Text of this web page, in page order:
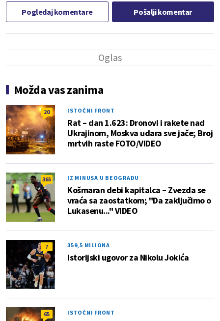
Pogledaj komentare Pošalji komentar
Možda vas zanima
20 ISTOČNI FRONT
Rat – dan 1.623: Dronovi i rakete nad
Ukrajinom, Moskva udara sve jače; Broj
mrtvih raste FOTO/VIDEO
365 IZ MINUSA U BEOGRADU
Košmaran debi kapitalca – Zvezda se
vraća sa zaostatkom; "Da zaključimo o
Lukasenu..." VIDEO
7 359,5 MILIONA
Istorijski ugovor za Nikolu Jokića
65 ISTOČNI FRONT